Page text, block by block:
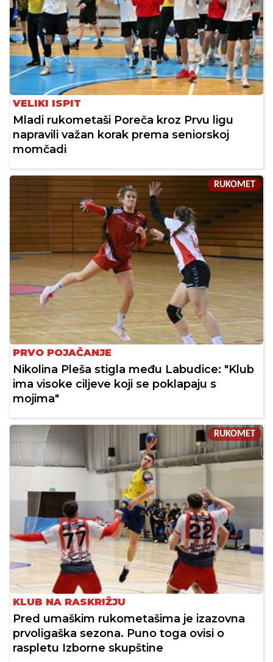
VELIKI ISPIT
Mladi rukometaši Poreča kroz Prvu ligu
napravili važan korak prema seniorskoj
momčadi
RUKOMET
PRVO POJAČANJE
Nikolina Pleša stigla među Labudice: "Klub
ima visoke ciljeve koji se poklapaju s
mojima"
RUKOMET
KLUB NA RASKRIŽJU
Pred umaškim rukometašima je izazovna
prvoligaška sezona. Puno toga ovisi o
raspletu Izborne skupštine